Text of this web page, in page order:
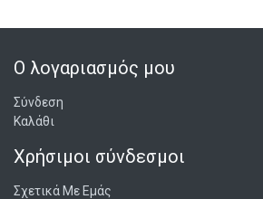
Ο λογαριασμός μου
Σύνδεση
Καλάθι
Χρήσιμοι σύνδεσμοι
Σχετικά Με Εμάς